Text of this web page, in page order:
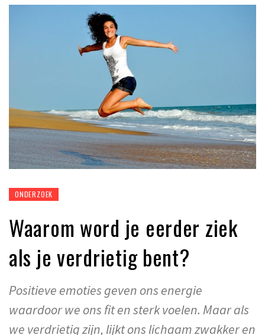
ONDERZOEK
Waarom word je eerder ziek
als je verdrietig bent?
Positieve emoties geven ons energie
waardoor we ons fit en sterk voelen. Maar als
we verdrietig zijn, lijkt ons lichaam zwakker en